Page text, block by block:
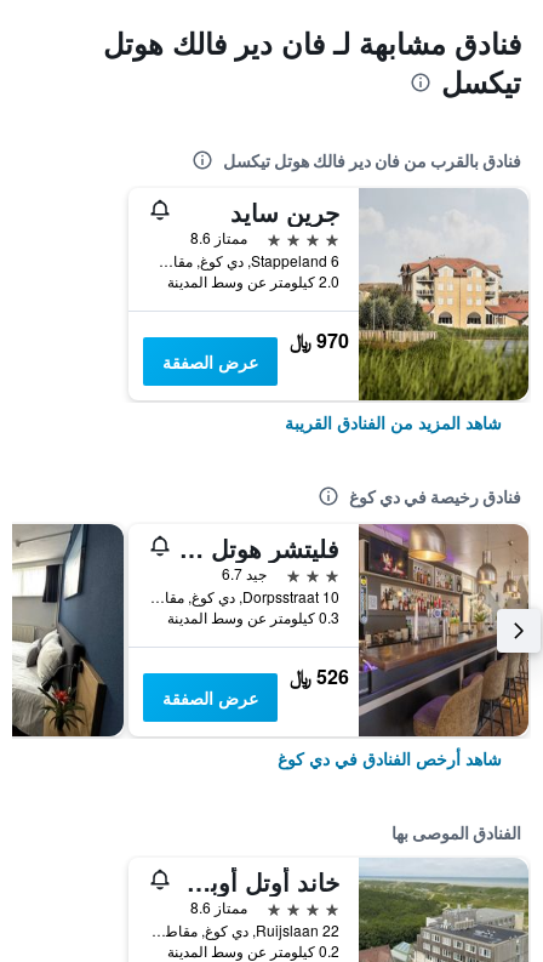
فنادق مشابهة لـ فان دير فالك هوتل
تيكسل
فنادق بالقرب من فان دير فالك هوتل تيكسل
جرين سايد
4 نجوم
ممتاز 8.6
Stappeland 6, دي كوغ, مقاطعة شمال هولندا, هولندا
2.0 كيلومتر عن وسط المدينة
970 ﷼
عرض الصفقة
شاهد المزيد من الفنادق القريبة
فنادق رخيصة في دي كوغ
فليتشر هوتل - ريستورانت دي كوجين
3 نجوم
جيد 6.7
Dorpsstraat 10, دي كوغ, مقاطعة شمال هولندا, هولندا
0.3 كيلومتر عن وسط المدينة
526 ﷼
عرض الصفقة
شاهد أرخص الفنادق في دي كوغ
الفنادق الموصى بها
خاند أوتل أوبديم - تيسول
4 نجوم
ممتاز 8.6
Ruijslaan 22, دي كوغ, مقاطعة شمال هولندا, هولندا
0.2 كيلومتر عن وسط المدينة